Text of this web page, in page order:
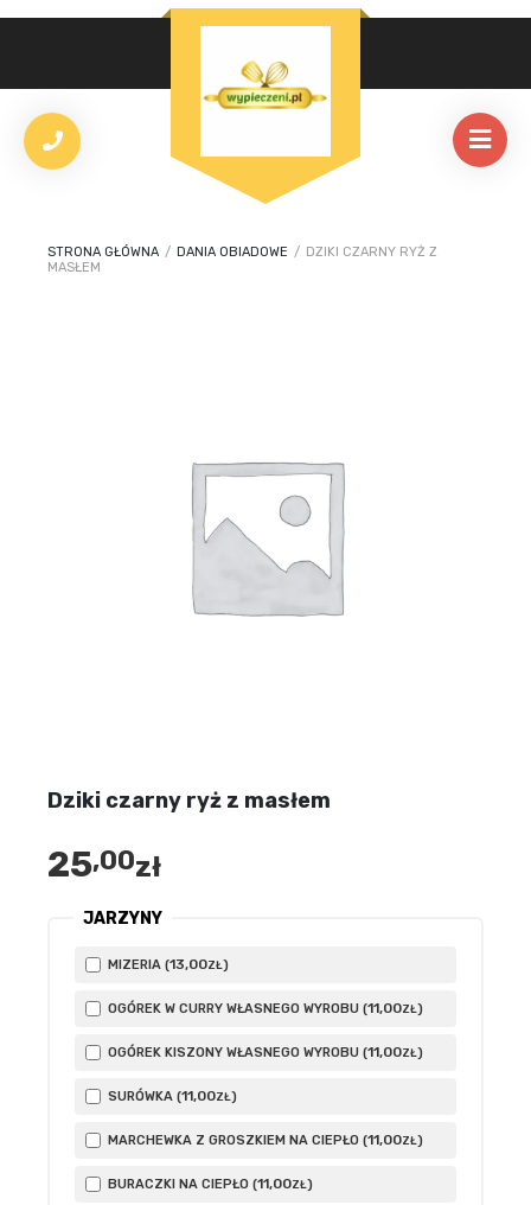
STRONA GŁÓWNA / DANIA OBIADOWE / DZIKI CZARNY RYŻ Z
MASŁEM
Dziki czarny ryż z masłem
25,00zł
JARZYNY
MIZERIA (13,00ZŁ)
OGÓREK W CURRY WŁASNEGO WYROBU (11,00ZŁ)
OGÓREK KISZONY WŁASNEGO WYROBU (11,00ZŁ)
SURÓWKA (11,00ZŁ)
MARCHEWKA Z GROSZKIEM NA CIEPŁO (11,00ZŁ)
BURACZKI NA CIEPŁO (11,00ZŁ)